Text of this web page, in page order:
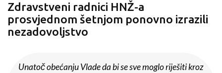
Zdravstveni radnici HNŽ-a
prosvjednom šetnjom ponovno izrazili
nezadovoljstvo
Unatoč obećanju Vlade da bi se sve moglo riješiti kroz